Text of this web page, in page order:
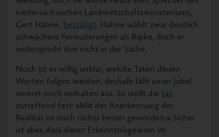
niedersächsischen Landwirtschaftsministeriums,
Gert Hahne, bestätigt. Hahne wählt zwar deutlich
schwächere Formulierungen als Ripke, doch er
widerspricht ihm nicht in der Sache.
Noch ist es völlig unklar, welche Taten diesen
Worten folgen werden, deshalb fällt unser Jubel
vorerst noch verhalten aus. So stellt die taz
zutreffend fest: »Mit der Anerkennung der
Realität ist noch nichts besser geworden.« Sicher
ist aber, dass dieser Erkenntnisgewinn im